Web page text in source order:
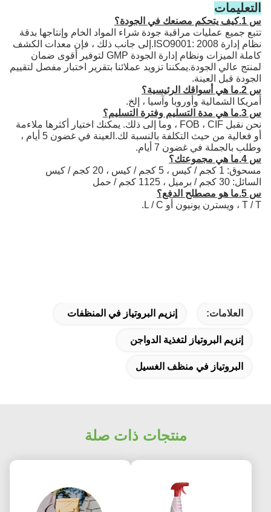
التعليمات
س 1.كيف يتحكم مصنعك في الجودة؟
تتبع جميع عمليات مراقبة جودة شراء المواد الخام وإنتاجها بدقة
نظام إدارة ISO9001: 2008.إلى جانب ذلك ، فإن معدات الكشف
كاملة الميزات ونظام إدارة الجودة GMP لتوفير أقوى ضمان
لمنتج عالي الجودة.يمكننا تزويد عملائنا بتقرير اختبار مفصل لتقييم
الجودة قبل العينة.
س 2.ما هي أسواقك الرئيسية؟
أمريكا الشمالية وأوروبا وآسيا ، إلخ.
س 3.ما هي مدة التسليم وفترة التسليم؟
نحن نقبل FOB ، CIF ، وما إلى ذلك. يمكنك اختيار أكثرها ملاءمة
أو فعالية من حيث التكلفة بالنسبة لك.العينة في غضون 5 أيام ،
وطلب بالجملة في غضون 7 أيام.
س 4.ما هي مجموعتك؟
مسحوق: 1 كجم / كيس ، 5 كجم / كيس ، 20 كجم / كيس
السائل: 30 كجم / برميل ، 1125 كجم / حمل
س 5.ما هو مصطلح الدفع؟
T / T ، ويسترن يونيون أو L / C.
العلامات: إنزيم البروتياز في المنظفات
إنزيم البروتياز لتغذية الدواجن
البروتياز في منظف الغسيل
منتجات ذات صلة